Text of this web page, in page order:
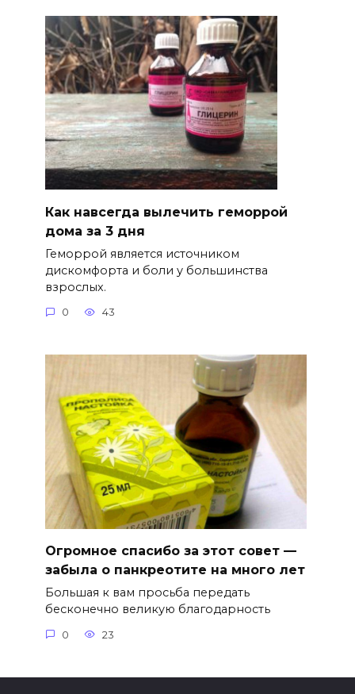
Как навсегда вылечить геморрой
дома за 3 дня
Геморрой является источником
дискомфорта и боли у большинства
взрослых.
0 43
Огромное спасибо за этот совет —
забыла о панкреотите на много лет
Большая к вам просьба передать
бесконечно великую благодарность
0 23